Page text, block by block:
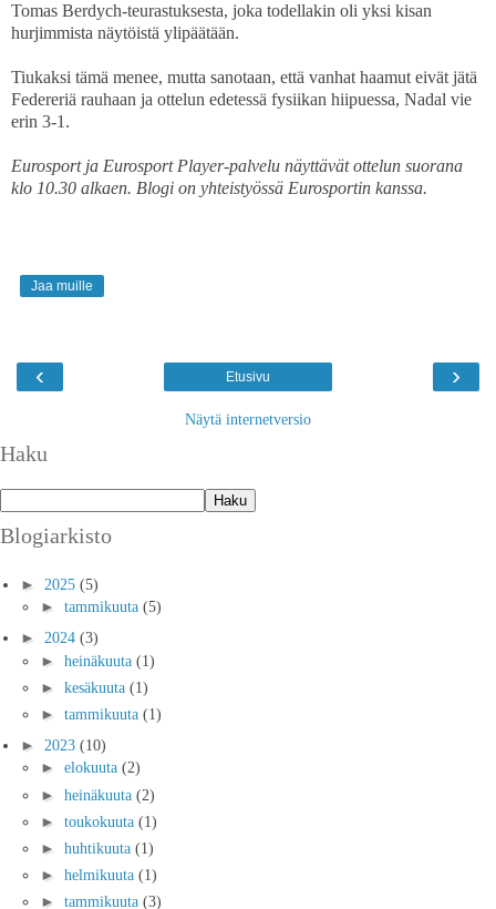
Tomas Berdych-teurastuksesta, joka todellakin oli yksi kisan
hurjimmista näytöistä ylipäätään.
Tiukaksi tämä menee, mutta sanotaan, että vanhat haamut eivät jätä
Federeriä rauhaan ja ottelun edetessä fysiikan hiipuessa, Nadal vie
erin 3-1.
Eurosport ja Eurosport Player-palvelu näyttävät ottelun suorana
klo 10.30 alkaen. Blogi on yhteistyössä Eurosportin kanssa.
Jaa muille
‹ ›
Etusivu
Näytä internetversio
Haku
Blogiarkisto
► 2025 (5)
► tammikuuta (5)
► 2024 (3)
► heinäkuuta (1)
► kesäkuuta (1)
► tammikuuta (1)
► 2023 (10)
► elokuuta (2)
► heinäkuuta (2)
► toukokuuta (1)
► huhtikuuta (1)
► helmikuuta (1)
► tammikuuta (3)